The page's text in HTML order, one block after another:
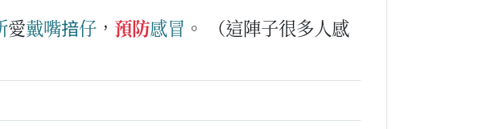
愛戴嘴揞仔 ， 預防感冒 。
（這陣子很多人感